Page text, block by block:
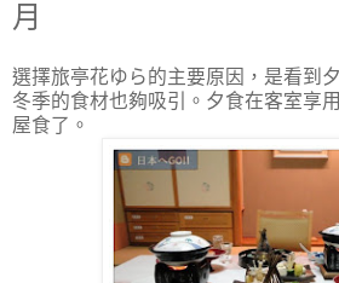
月
選擇旅亭花ゆら的主要原因，是看到
冬季的食材也夠吸引。夕食在客室享
屋食了。